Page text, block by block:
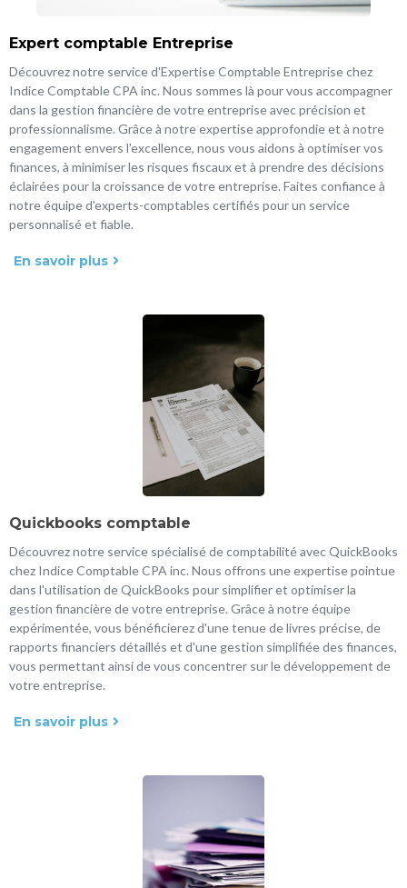
Expert comptable Entreprise
Découvrez notre service d'Expertise Comptable Entreprise chez
Indice Comptable CPA inc. Nous sommes là pour vous accompagner
dans la gestion financière de votre entreprise avec précision et
professionnalisme. Grâce à notre expertise approfondie et à notre
engagement envers l'excellence, nous vous aidons à optimiser vos
finances, à minimiser les risques fiscaux et à prendre des décisions
éclairées pour la croissance de votre entreprise. Faites confiance à
notre équipe d'experts-comptables certifiés pour un service
personnalisé et fiable.
En savoir plus
Quickbooks comptable
Découvrez notre service spécialisé de comptabilité avec QuickBooks
chez Indice Comptable CPA inc. Nous offrons une expertise pointue
dans l'utilisation de QuickBooks pour simplifier et optimiser la
gestion financière de votre entreprise. Grâce à notre équipe
expérimentée, vous bénéficierez d'une tenue de livres précise, de
rapports financiers détaillés et d'une gestion simplifiée des finances,
vous permettant ainsi de vous concentrer sur le développement de
votre entreprise.
En savoir plus